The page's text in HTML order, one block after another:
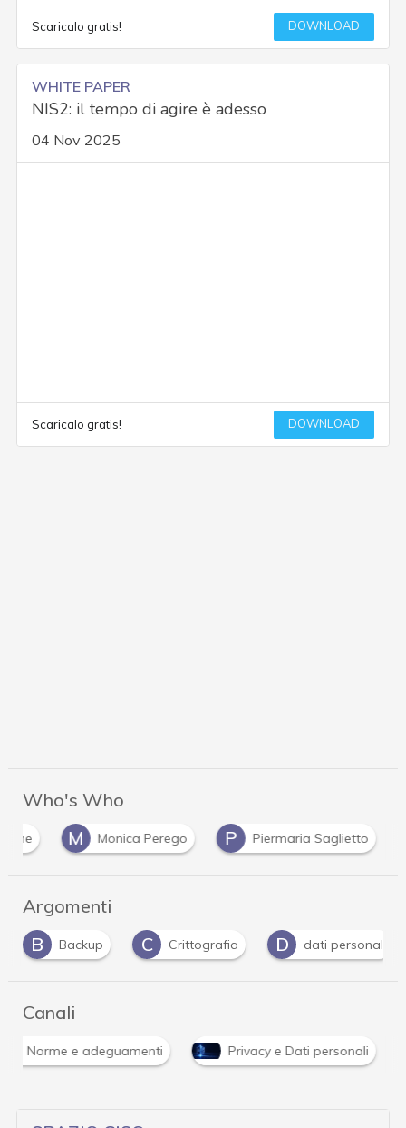
Scaricalo gratis! DOWNLOAD
WHITE PAPER
NIS2: il tempo di agire è adesso
04 Nov 2025
Scaricalo gratis! DOWNLOAD
Who's Who
M Monica Perego P Piermaria Saglietto
Argomenti
B
Backup C Crittografia D dati personali
Canali
Norme e adeguamenti Privacy e Dati personali